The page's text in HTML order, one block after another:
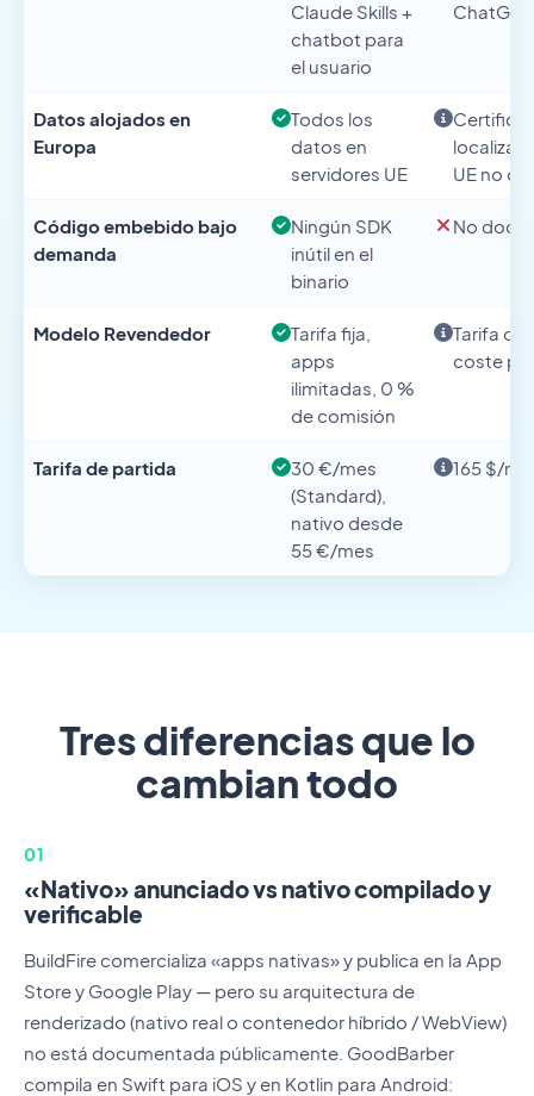
Claude Skills +
chatbot para
el usuario
Datos alojados en
Europa
Todos los
datos en
servidores UE
UE no
Código embebido bajo
demanda
Ningún SDK
inútil en el
binario
No
Modelo Revendedor
Tarifa fija,
apps
ilimitadas, 0 %
de comisión
Tarifa de
coste
Tarifa de partida
30 €/mes
(Standard),
nativo desde
55 €/mes
165 $/
Tres diferencias que lo
cambian todo
01
«Nativo» anunciado vs nativo compilado y
verificable
BuildFire comercializa «apps nativas» y publica en la App
Store y Google Play — pero su arquitectura de
renderizado (nativo real o contenedor híbrido / WebView)
no está documentada públicamente. GoodBarber
compila en Swift para iOS y en Kotlin para Android: